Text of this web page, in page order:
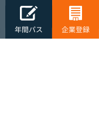
年間パス 企業登録